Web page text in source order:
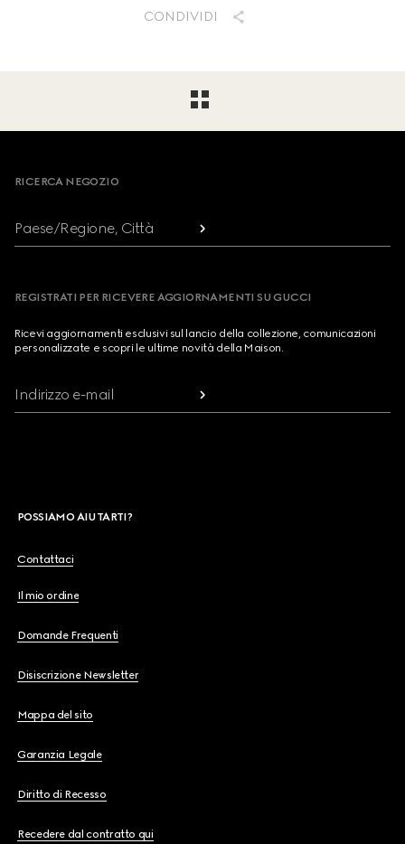
CONDIVIDI
RICERCA NEGOZIO
Paese/Regione, Città
REGISTRATI PER RICEVERE AGGIORNAMENTI SU GUCCI
Ricevi aggiornamenti esclusivi sul lancio della collezione, comunicazioni
personalizzate e scopri le ultime novità della Maison.
Indirizzo e-mail
POSSIAMO AIUTARTI?
Contattaci
Il mio ordine
Domande Frequenti
Disiscrizione Newsletter
Mappa del sito
Garanzia Legale
Diritto di Recesso
Recedere dal contratto qui